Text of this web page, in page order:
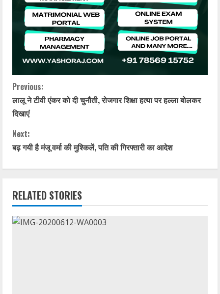
C
o
n
t
i
n
u
Previous:
लालू ने टीवी एंकर को दी चुनौती, रोजगार शिक्षा हत्या पर हल्ला बोलकर
दिखाएं
Next:
बढ़ गयी है मंजू वर्मा की मुश्किलें, पति की गिरफ्तारी का आदेश
RELATED STORIES